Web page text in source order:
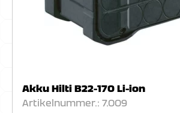
Akku Hilti B22-170 Li-ion
Artikelnummer.: 7.009